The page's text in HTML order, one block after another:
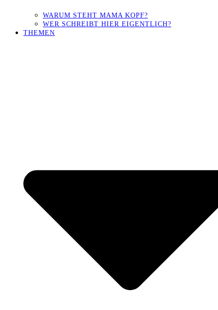
WARUM STEHT MAMA KOPF?
WER SCHREIBT HIER EIGENTLICH?
THEMEN